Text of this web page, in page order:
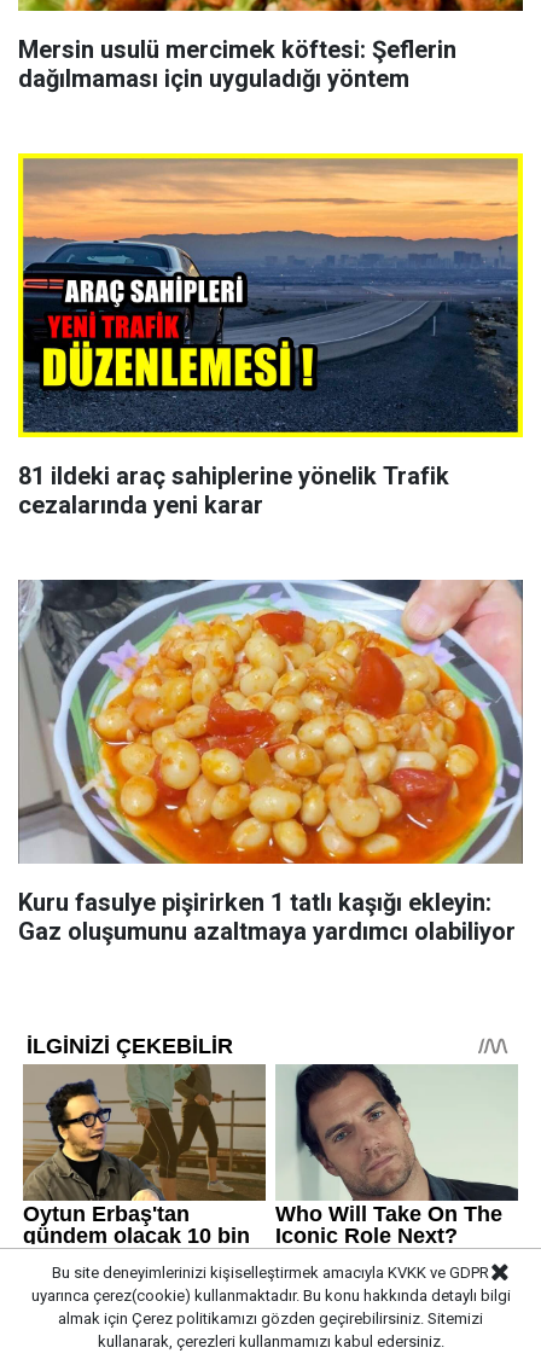
Mersin usulü mercimek köftesi: Şeflerin
dağılmaması için uyguladığı yöntem
81 ildeki araç sahiplerine yönelik Trafik
cezalarında yeni karar
Kuru fasulye pişirirken 1 tatlı kaşığı ekleyin:
Gaz oluşumunu azaltmaya yardımcı olabiliyor
Bu site deneyimlerinizi kişiselleştirmek amacıyla KVKK ve GDPR
uyarınca çerez(cookie) kullanmaktadır. Bu konu hakkında detaylı bilgi
almak için Çerez politikamızı gözden geçirebilirsiniz. Sitemizi
kullanarak, çerezleri kullanmamızı kabul edersiniz.